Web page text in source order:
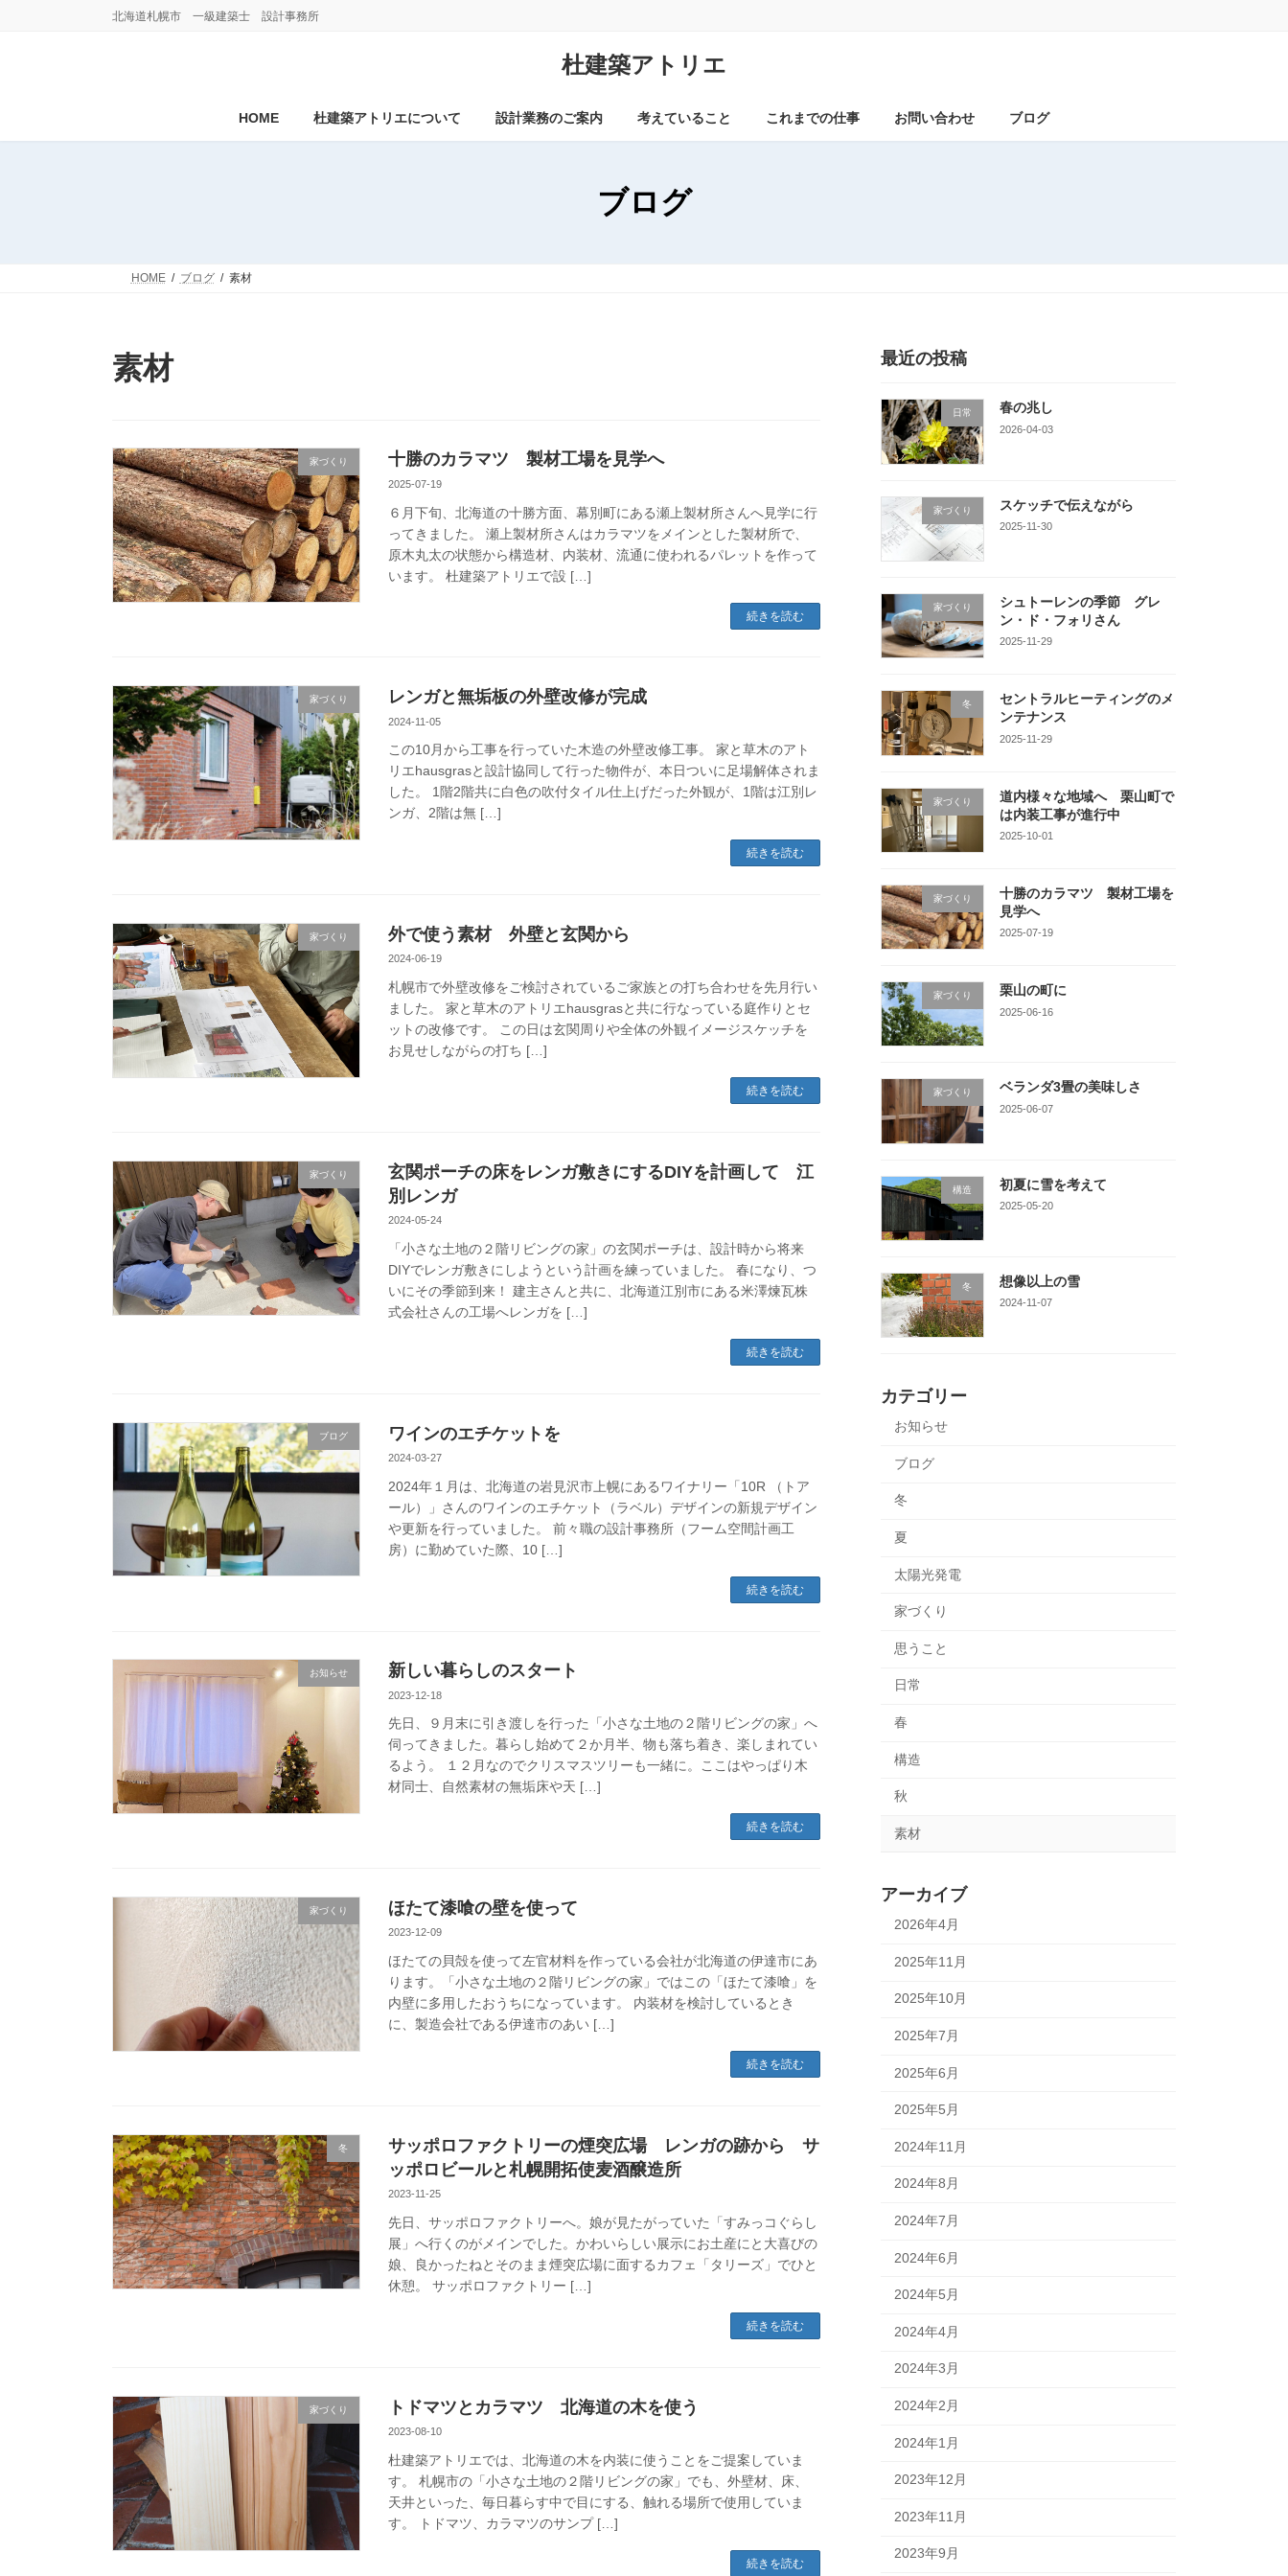
北海道札幌市 一級建築士 設計事務所
杜建築アトリエ
HOME 杜建築アトリエについて 設計業務のご案内 考えていること これまでの仕事 お問い合わせ ブログ
ブログ
HOME ブログ 素材
素材
家づくり 十勝のカラマツ 製材工場を見学へ
2025-07-19
６月下旬、北海道の十勝方面、幕別町にある瀬上製材所さんへ見学に行
ってきました。 瀬上製材所さんはカラマツをメインとした製材所で、
原木丸太の状態から構造材、内装材、流通に使われるパレットを作って
います。 杜建築アトリエで設 […]
続きを読む
家づくり レンガと無垢板の外壁改修が完成
2024-11-05
この10月から工事を行っていた木造の外壁改修工事。 家と草木のアト
リエhausgrasと設計協同して行った物件が、本日ついに足場解体されま
した。 1階2階共に白色の吹付タイル仕上げだった外観が、1階は江別レ
ンガ、2階は無 […]
続きを読む
家づくり 外で使う素材 外壁と玄関から
2024-06-19
札幌市で外壁改修をご検討されているご家族との打ち合わせを先月行い
ました。 家と草木のアトリエhausgrasと共に行なっている庭作りとセ
ットの改修です。 この日は玄関周りや全体の外観イメージスケッチを
お見せしながらの打ち […]
続きを読む
家づくり
玄関ポーチの床をレンガ敷きにするDIYを計画して 江
別レンガ
2024-05-24
「小さな土地の２階リビングの家」の玄関ポーチは、設計時から将来
DIYでレンガ敷きにしようという計画を練っていました。 春になり、つ
いにその季節到来！ 建主さんと共に、北海道江別市にある米澤煉瓦株
式会社さんの工場へレンガを […]
続きを読む
ブログ ワインのエチケットを
2024-03-27
2024年１月は、北海道の岩見沢市上幌にあるワイナリー「10R （トア
ール）」さんのワインのエチケット（ラベル）デザインの新規デザイン
や更新を行っていました。 前々職の設計事務所（フーム空間計画工
房）に勤めていた際、10 […]
続きを読む
お知らせ 新しい暮らしのスタート
2023-12-18
先日、９月末に引き渡しを行った「小さな土地の２階リビングの家」へ
伺ってきました。暮らし始めて２か月半、物も落ち着き、楽しまれてい
るよう。 １２月なのでクリスマスツリーも一緒に。ここはやっぱり木
材同士、自然素材の無垢床や天 […]
続きを読む
家づくり ほたて漆喰の壁を使って
2023-12-09
ほたての貝殻を使って左官材料を作っている会社が北海道の伊達市にあ
ります。「小さな土地の２階リビングの家」ではこの「ほたて漆喰」を
内壁に多用したおうちになっています。 内装材を検討しているとき
に、製造会社である伊達市のあい […]
続きを読む
冬
サッポロファクトリーの煙突広場 レンガの跡から サ
ッポロビールと札幌開拓使麦酒醸造所
2023-11-25
先日、サッポロファクトリーへ。娘が見たがっていた「すみっコぐらし
展」へ行くのがメインでした。かわいらしい展示にお土産にと大喜びの
娘、良かったねとそのまま煙突広場に面するカフェ「タリーズ」でひと
休憩。 サッポロファクトリー […]
続きを読む
家づくり トドマツとカラマツ 北海道の木を使う
2023-08-10
杜建築アトリエでは、北海道の木を内装に使うことをご提案していま
す。 札幌市の「小さな土地の２階リビングの家」でも、外壁材、床、
天井といった、毎日暮らす中で目にする、触れる場所で使用していま
す。 トドマツ、カラマツのサンプ […]
続きを読む
最近の投稿
日常 春の兆し
2026-04-03
家づくり スケッチで伝えながら
2025-11-30
家づくり
シュトーレンの季節 グレ
ン・ド・フォリさん
2025-11-29
冬
セントラルヒーティングのメ
ンテナンス
2025-11-29
家づくり
道内様々な地域へ 栗山町で
は内装工事が進行中
2025-10-01
家づくり
十勝のカラマツ 製材工場を
見学へ
2025-07-19
家づくり 栗山の町に
2025-06-16
家づくり ベランダ3畳の美味しさ
2025-06-07
構造 初夏に雪を考えて
2025-05-20
冬 想像以上の雪
2024-11-07
カテゴリー
お知らせ
ブログ
冬
夏
太陽光発電
家づくり
思うこと
日常
春
構造
秋
素材
アーカイブ
2026年4月
2025年11月
2025年10月
2025年7月
2025年6月
2025年5月
2024年11月
2024年8月
2024年7月
2024年6月
2024年5月
2024年4月
2024年3月
2024年2月
2024年1月
2023年12月
2023年11月
2023年9月